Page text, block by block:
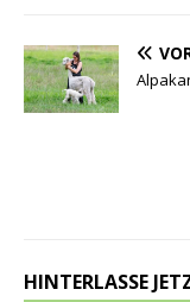
HINTERLASSE